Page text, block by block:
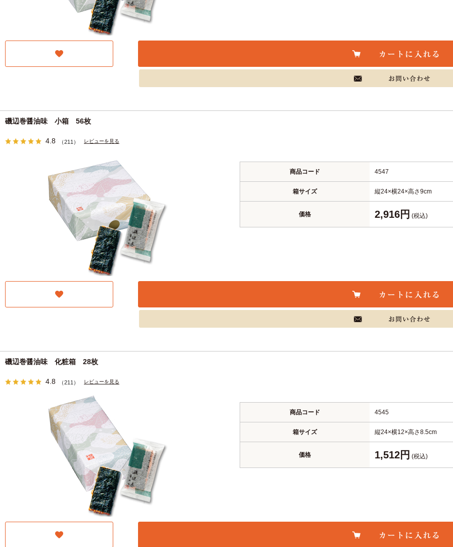
磯辺巻醤油味 小箱 56枚
4.8 （211） レビューを見る
商品コード 4547
箱サイズ 縦24×横24×高さ9cm
価格 2,916円 (税込)
磯辺巻醤油味 化粧箱 28枚
4.8 （211） レビューを見る
商品コード 4545
箱サイズ 縦24×横12×高さ8.5cm
価格 1,512円 (税込)